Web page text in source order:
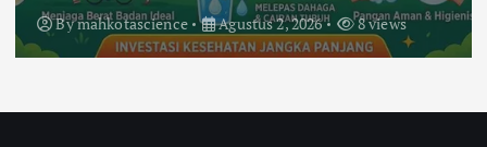
Bymahkotascience Agustus 2, 2026 8 views